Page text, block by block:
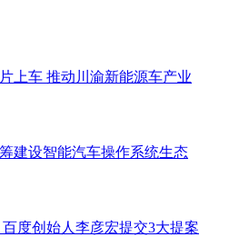
上车 推动川渝新能源车产业
建设智能汽车操作系统生态
度创始人李彦宏提交3大提案